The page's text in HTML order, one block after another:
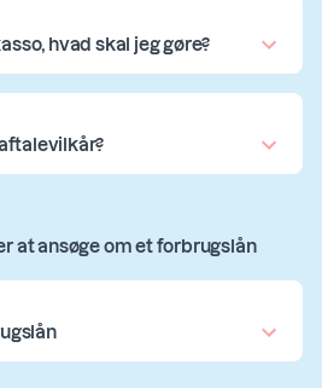
hvad skal jeg gøre?
at ansøge om et forbrugslån